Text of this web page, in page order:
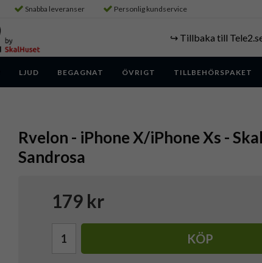
Snabba leveranser Personlig kundservice
↪️ Tillbaka till
LJUD BEGAGNAT ÖVRIGT TILLBEHÖRSPAKET
Rvelon - iPhone X/iPhone Xs -
Sandrosa
179 kr
KÖP